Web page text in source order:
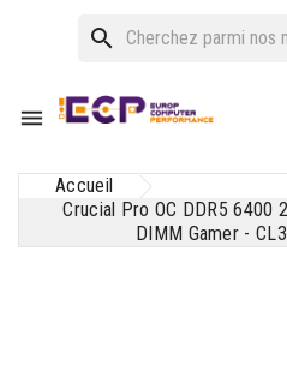
search

Accueil
Crucial Pro OC DDR5 6400
DIMM Gamer -